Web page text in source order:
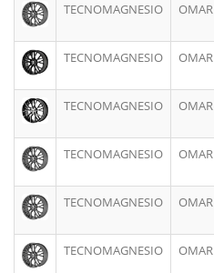
TECNOMAGNESIO OMAR
TECNOMAGNESIO OMAR
TECNOMAGNESIO OMAR
TECNOMAGNESIO OMAR
TECNOMAGNESIO OMAR
TECNOMAGNESIO OMAR